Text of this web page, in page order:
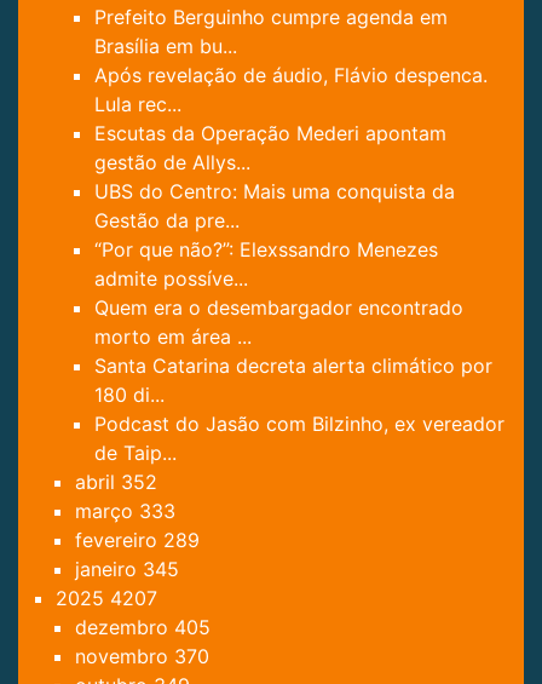
Prefeito Berguinho cumpre agenda em
Brasília em bu...
Após revelação de áudio, Flávio despenca.
Lula rec...
Escutas da Operação Mederi apontam
gestão de Allys...
UBS do Centro: Mais uma conquista da
Gestão da pre...
“Por que não?”: Elexssandro Menezes
admite possíve...
Quem era o desembargador encontrado
morto em área ...
Santa Catarina decreta alerta climático por
180 di...
Podcast do Jasão com Bilzinho, ex vereador
de Taip...
abril 352
março 333
fevereiro 289
janeiro 345
2025 4207
dezembro 405
novembro 370